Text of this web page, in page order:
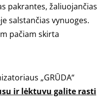
pakrantes, žaliuojančias
salstančias vynuoges.
pačiam skirta
„GRŪDA“
ir lėktuvu galite rasti